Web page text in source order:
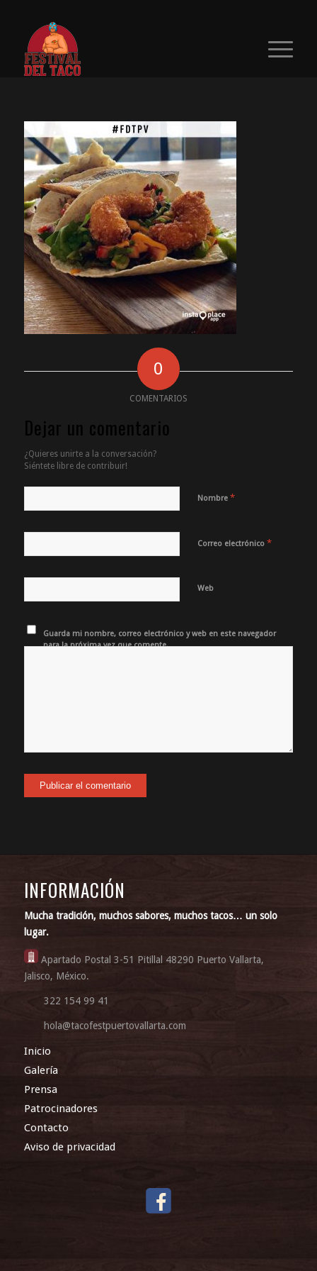
0
COMENTARIOS
Dejar un comentario
¿Quieres unirte a la conversación?
Siéntete libre de contribuir!
Nombre *
Correo electrónico *
Web
Guarda mi nombre, correo electrónico y web en este navegador
para la próxima vez que comente.
INFORMACIÓN
Mucha tradición, muchos sabores, muchos tacos… un solo
lugar.
Apartado Postal 3-51 Pitillal 48290 Puerto Vallarta,
Jalisco, México.
322 154 99 41
hola@tacofestpuertovallarta.com
Inicio
Galería
Prensa
Patrocinadores
Contacto
Aviso de privacidad